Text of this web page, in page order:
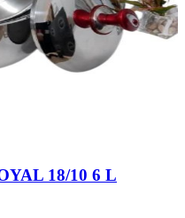
18/10 6 L